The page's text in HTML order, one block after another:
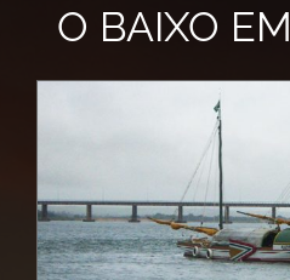
O BAIXO